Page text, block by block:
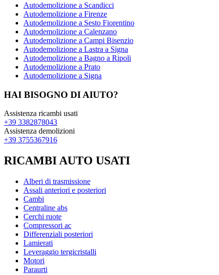
Autodemolizione a Scandicci
Autodemolizione a Firenze
Autodemolizione a Sesto Fiorentino
Autodemolizione a Calenzano
Autodemolizione a Campi Bisenzio
Autodemolizione a Lastra a Signa
Autodemolizione a Bagno a Ripoli
Autodemolizione a Prato
Autodemolizione a Signa
HAI BISOGNO DI AIUTO?
Assistenza ricambi usati
+39 3382878043
Assistenza demolizioni
+39 3755367916
RICAMBI AUTO USATI
Alberi di trasmissione
Assali anteriori e posteriori
Cambi
Centraline abs
Cerchi ruote
Compressori ac
Differenziali posteriori
Lamierati
Leveraggio tergicristalli
Motori
Paraurti